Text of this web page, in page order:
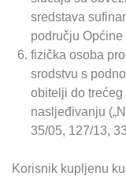
sredstava
području
fizička osoba
srodstvu s
obitelji do
nasljeđivanju
35/05, 127/13,
Korisnik kupljenu